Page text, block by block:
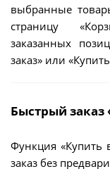
выбранные
страницу
заказанных
заказ» или
Быстрый заказ
Функция «Купить
заказ без